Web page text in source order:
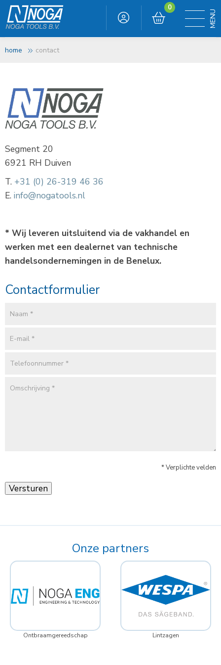
0
home contact
Segment 20
6921 RH Duiven
T. +31 (0) 26-319 46 36
E. info@nogatools.nl
* Wij leveren uitsluitend via de vakhandel en
werken met een dealernet van technische
handelsondernemingen in de Benelux.
Contactformulier
* Verplichte velden
Onze partners
Ontbraamgereedschap Lintzagen